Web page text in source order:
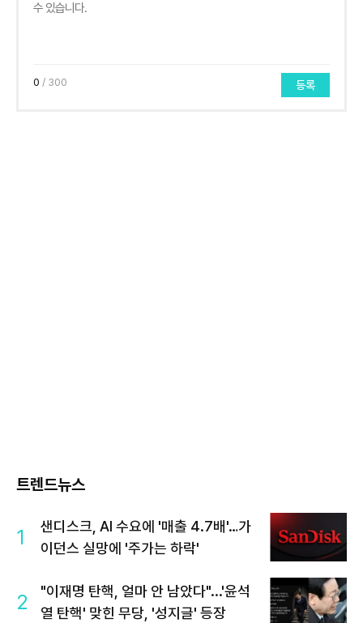
0 / 300 등록
트렌드뉴스
1
샌디스크, AI 수요에 '매출 4.7배'…가
이던스 실망에 '주가는 하락'
2
"이재명 탄핵, 얼마 안 남았다"...'윤석
열 탄핵' 맞힌 무당, '성지글' 등장